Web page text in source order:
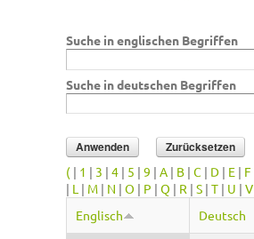
Suche in englischen Begriffen
Suche in deutschen Begriffen
( | 1 | 3 | 4 | 5 | 9 | A | B | C | D | E | F
| L | M | N | O | P | Q | R | S | T | U | V
Englisch
Deutsch